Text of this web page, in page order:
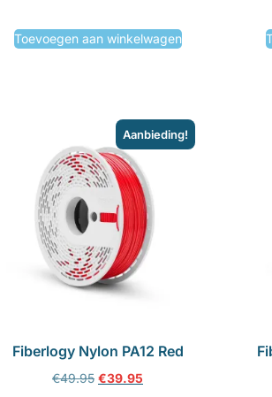
Toevoegen aan winkelwagen
Aanbieding!
Fiberlogy Nylon PA12 Red
€49.95 €39.95